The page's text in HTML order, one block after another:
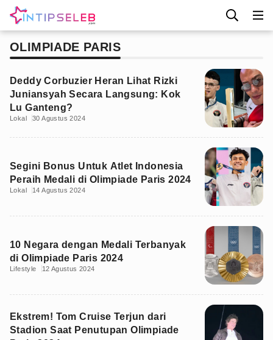
OLIMPIADE PARIS
Deddy Corbuzier Heran Lihat Rizki
Juniansyah Secara Langsung: Kok
Lu Ganteng?
Lokal 30 Agustus 2024
Segini Bonus Untuk Atlet Indonesia
Peraih Medali di Olimpiade Paris 2024
Lokal 14 Agustus 2024
10 Negara dengan Medali Terbanyak
di Olimpiade Paris 2024
Lifestyle 12 Agustus 2024
Ekstrem! Tom Cruise Terjun dari
Stadion Saat Penutupan Olimpiade